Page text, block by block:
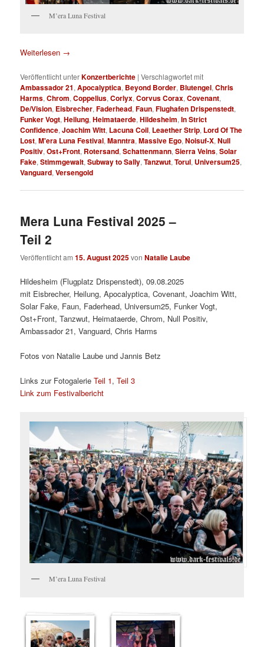
M’era Luna Festival
Weiterlesen →
Veröffentlicht unterKonzertberichte |Verschlagwortet mit
Ambassador 21,Apocalyptica, Beyond Border, Blutengel,Chris
Harms,Chrom,Coppelius,Corlyx,Corvus Corax,Covenant,
De/Vision, Eisbrecher,Faderhead,Faun,Flughafen Drispenstedt,
Funker Vogt,Heilung,Heimataerde,Hildesheim,In Strict
Confidence,Joachim Witt, Lacuna Coil, Leaether Strip, Lord Of The
Lost,M'era Luna Festival,Manntra,Massive Ego,Noisuf-X,Null
Positiv,Ost+Front, Rotersand,Schattenmann,Sierra Veins,Solar
Fake,Stimmgewalt,Subway to Sally,Tanzwut,Torul, Universum25,
Vanguard,Versengold
Mera Luna Festival 2025 –
Teil 2
Veröffentlicht am15. August 2025vonNatalie Laube
Hildesheim (Flugplatz Drispenstedt), 09.08.2025
mit Eisbrecher, Heilung, Apocalyptica, Covenant, Joachim Witt,
Solar Fake, Faun, Faderhead, Universum25, Funker Vogt,
Ost+Front, Tanzwut, Heimataerde, Chrom, Null Positiv,
Ambassador 21, Vanguard, Chris Harms
Fotos von Natalie Laube und Jannis Betz
Links zur FotogalerieTeil 1,Teil 3
Link zum Festivalbericht
M’era Luna Festival